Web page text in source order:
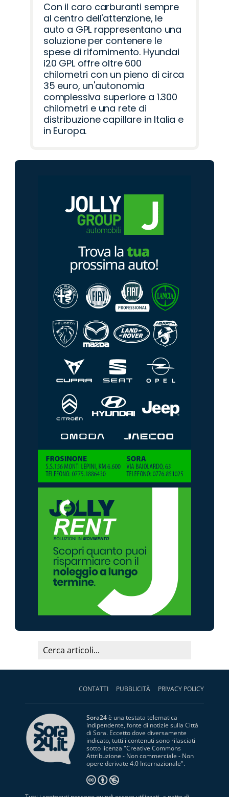
Con il caro carburanti sempre
al centro dell'attenzione, le
auto a GPL rappresentano una
soluzione per contenere le
spese di rifornimento. Hyundai
i20 GPL offre oltre 600
chilometri con un pieno di circa
35 euro, un'autonomia
complessiva superiore a 1.300
chilometri e una rete di
distribuzione capillare in Italia e
in Europa.
CONTATTI PUBBLICITÀ PRIVACY POLICY
Sora24è una testata telematica
indipendente, fonte di notizie sulla Città
di Sora. Eccetto dove diversamente
indicato, tutti i contenuti sono rilasciati
sotto licenza "Creative Commons
Attribuzione - Non commerciale - Non
opere derivate 4.0 Internazionale".